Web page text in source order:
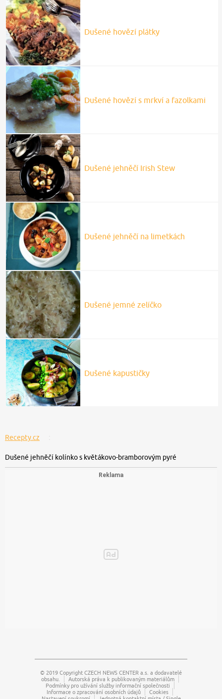
Dušené hovězí plátky
Dušené hovězí s mrkví a fazolkami
Dušené jehněčí Irish Stew
Dušené jehněčí na limetkách
Dušené jemné zelíčko
Dušené kapustičky
Recepty.cz
Dušené jehněčí kolínko s květákovo-bramborovým pyré
© 2019 Copyright CZECH NEWS CENTER a.s. a dodavatelé
obsahu.
Autorská práva k publikovaným materiálům
Podmínky pro užívání služby informační společnosti
Informace o zpracování osobních údajů
Cookies